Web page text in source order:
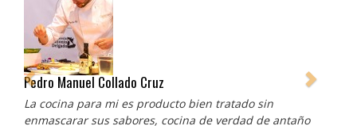
Pedro Manuel Collado Cruz
La cocina para mi es producto bien tratado sin
enmascarar sus sabores, cocina de verdad de antaño